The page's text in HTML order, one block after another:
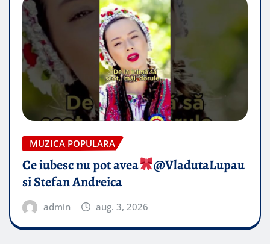
MUZICA POPULARA
Ce iubesc nu pot avea
​@VladutaLupau
si Stefan Andreica
admin aug. 3, 2026